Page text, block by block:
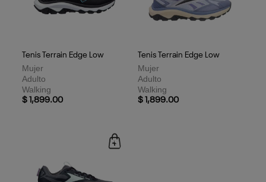
Tenis Terrain Edge Low
Mujer
Adulto
Walking
$ 1,899.00
Tenis Terrain Edge Low
Mujer
Adulto
Walking
$ 1,899.00